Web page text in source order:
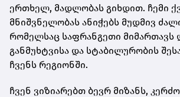
ერთხელ, მადლობას გიხდით. ჩემი
მნიშვნელობას ანიჭებს მუდმივ
რომელსაც საფრანგეთი მიმართავს
განმუხტვისა და სტაბილურობის
ჩვენს რეგიონში.
ჩვენ ვიზიარებთ ბევრ მიზანს,